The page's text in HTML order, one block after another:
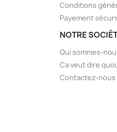
Conditions
Payement
NOTRE
Qui sommes-
Ca veut dire
Contactez-nous